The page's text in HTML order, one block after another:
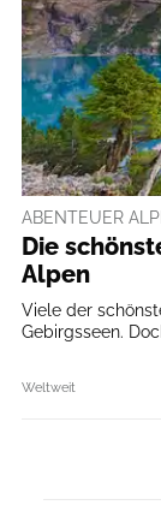
ABENTEUER
Die
Alpen
Viele der
Gebirgsseen.
Weltweit